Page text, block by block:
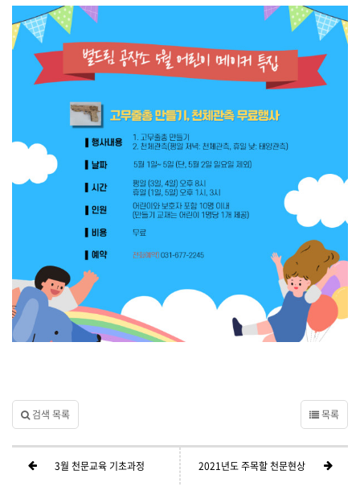
검색 목록 목록
3월 천문교육 기초과정 2021년도 주목할 천문현상